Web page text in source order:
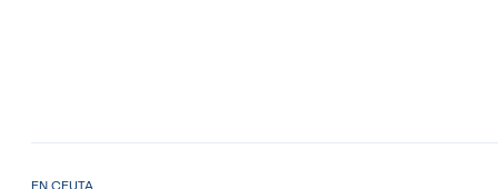
EN CEUTA